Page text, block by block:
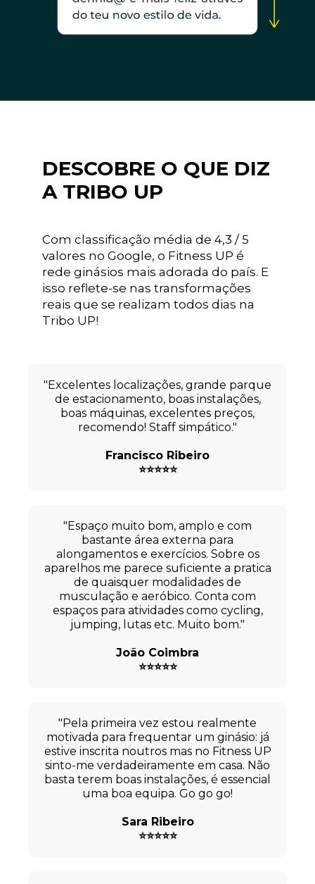
DESCOBRE O QUE DIZ
A TRIBO UP
Com classificação média de 4,3 / 5
valores no Google, o Fitness UP é
rede ginásios mais adorada do país. E
isso reflete-se nas transformações
reais que se realizam todos dias na
Tribo UP!
"Excelentes localizações, grande parque
de estacionamento, boas instalações,
boas máquinas, excelentes preços,
recomendo! Staff simpático."
Francisco Ribeiro
⭐⭐⭐⭐⭐
"Espaço muito bom, amplo e com
bastante área externa para
alongamentos e exercícios. Sobre os
aparelhos me parece suficiente a pratica
de quaisquer modalidades de
musculação e aeróbico. Conta com
espaços para atividades como cycling,
jumping, lutas etc. Muito bom."
João Coimbra
⭐⭐⭐⭐⭐
"Pela primeira vez estou realmente
motivada para frequentar um ginásio: já
estive inscrita noutros mas no Fitness UP
sinto-me verdadeiramente em casa. Não
basta terem boas instalações, é essencial
uma boa equipa. Go go go!
Sara Ribeiro
⭐⭐⭐⭐⭐